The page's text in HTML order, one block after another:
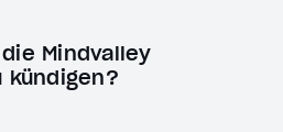
Mindvalley
kündigen?